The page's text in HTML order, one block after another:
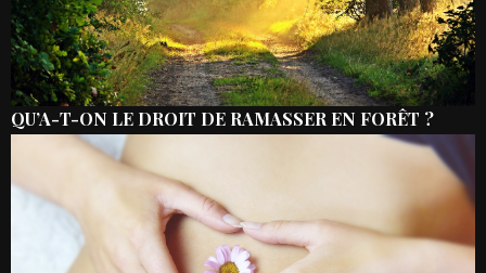
QU’A-T-ON LE DROIT DE RAMASSER EN FORÊT ?